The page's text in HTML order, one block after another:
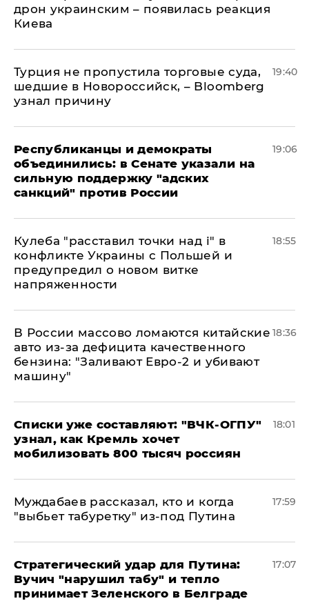
дрон украинским – появилась реакция
Киева
Турция не пропустила торговые суда,
шедшие в Новороссийск, – Bloomberg
узнал причину
19:40
Республиканцы и демократы
объединились: в Сенате указали на
сильную поддержку "адских
санкций" против России
19:06
Кулеба "расставил точки над і" в
конфликте Украины с Польшей и
предупредил о новом витке
напряженности
18:55
В России массово ломаются китайские
авто из-за дефицита качественного
бензина: "Заливают Евро-2 и убивают
машину"
18:36
Списки уже составляют: "ВЧК-ОГПУ"
узнал, как Кремль хочет
мобилизовать 800 тысяч россиян
18:01
Муждабаев рассказал, кто и когда
"выбьет табуретку" из-под Путина
17:59
Стратегический удар для Путина:
Вучич "нарушил табу" и тепло
принимает Зеленского в Белграде
17:07